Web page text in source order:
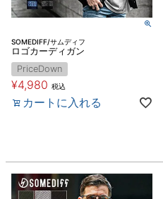
SOMEDIFF/サムディフ
ロゴカーディガン
PriceDown
¥4,980 税込
カートに入れる